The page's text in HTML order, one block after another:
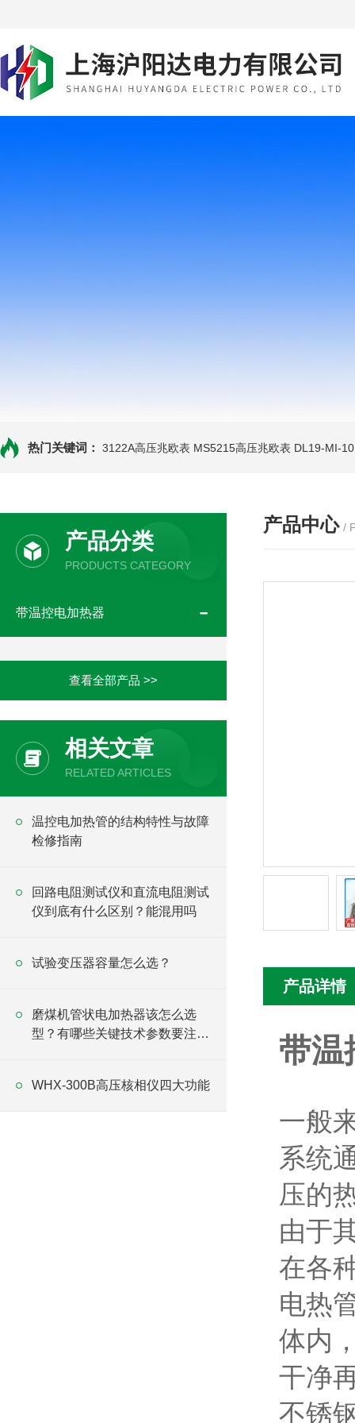
热门关键词： 3122A高压兆欧表 MS5215高压兆欧表 DL19-MI-
产品分类
PRODUCTS CATEGORY
带温控电加热器
查看全部产品 >>
相关文章
RELATED ARTICLES
温控电加热管的结构特性与故障
检修指南
回路电阻测试仪和直流电阻测试
仪到底有什么区别？能混用吗
试验变压器容量怎么选？
磨煤机管状电加热器该怎么选
型？有哪些关键技术参数要注
WHX-300B高压核相仪四大功能
产品中心 /
产品详情
带温
一般
系统
压的
由于
在各
电热
体内
干净
不锈